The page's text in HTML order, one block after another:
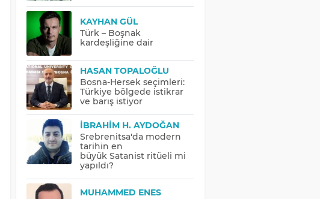
KAYHAN GÜL
Türk – Boşnak
kardeşliğine dair
HASAN TOPALOĞLU
Bosna-Hersek seçimleri:
Türkiye bölgede istikrar
ve barış istiyor
İBRAHIM H. AYDOĞAN
Srebrenitsa'da modern
tarihin en
büyük Satanist ritüeli mi
yapıldı?
MUHAMMED ENES